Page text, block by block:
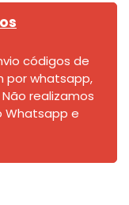
códigos de
por whatsapp,
realizamos
Whatsapp e